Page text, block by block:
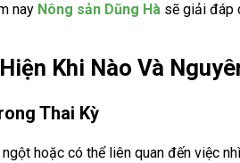
nay Nông sản Dũng Hà sẽ giải đáp
Khi Nào Và
Thai Kỳ
hoặc có thể liên quan đến việc